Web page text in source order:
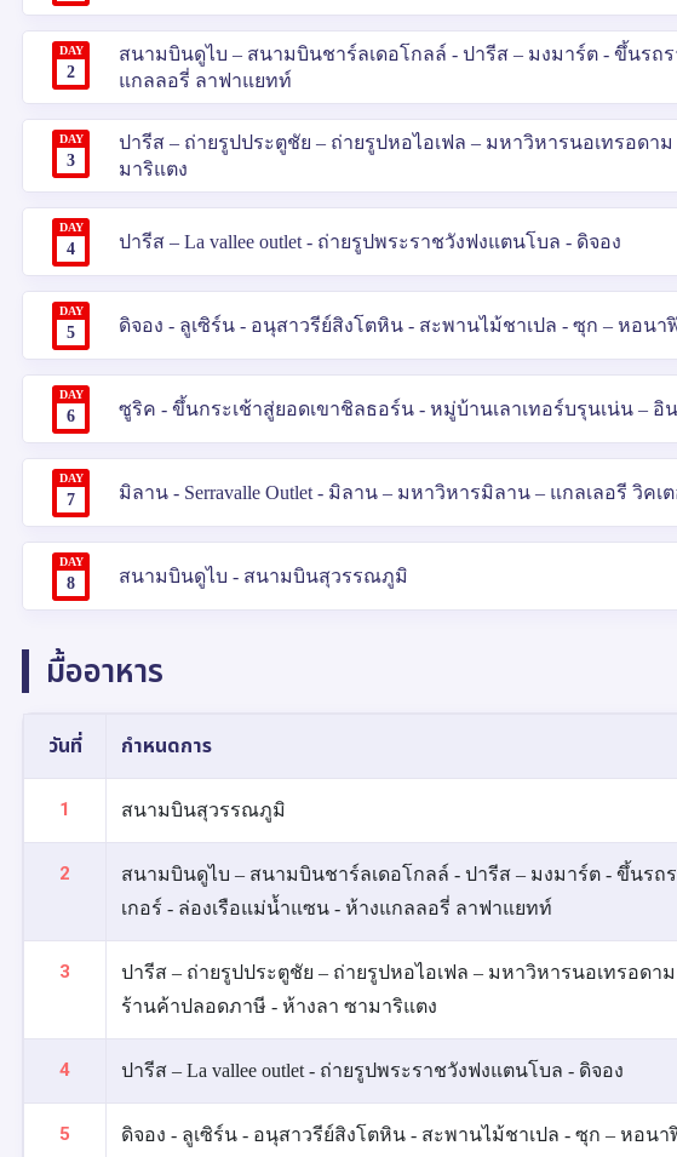
DAY
2
สนามบินดูไบ – สนามบินชาร์ลเดอโกลล์ - ปารีส – มงมาร์ต - ขึ้นรถ
แกลลอรี่ ลาฟาแยทท์
DAY
3
ปารีส – ถ่ายรูปประตูชัย – ถ่ายรูปหอไอเฟล – มหาวิหารนอเทรอ
มาริแตง
DAY
4 ปารีส – La vallee outlet - ถ่ายรูปพระราชวังฟงแตนโบล - ดิจอง
DAY
5 ดิจอง - ลูเซิร์น - อนุสาวรีย์สิงโตหิน - สะพานไม้ชาเปล - ซุก – หอนา
DAY
6 ซูริค - ขึ้นกระเช้าสู่ยอดเขาชิลธอร์น - หมู่บ้านเลาเทอร์บรุนเน่น – อิ
DAY
7 มิลาน - Serravalle Outlet - มิลาน – มหาวิหารมิลาน – แกลเลอรี วิค
DAY
8 สนามบินดูไบ - สนามบินสุวรรณภูมิ
มื้ออาหาร
วันที่ กำหนดการ
1 สนามบินสุวรรณภูมิ
2
สนามบินดูไบ – สนามบินชาร์ลเดอโกลล์ - ปารีส – มงมาร์ต - ขึ้นรถร
เกอร์ - ล่องเรือแม่น้ำแซน - ห้างแกลลอรี่ ลาฟาแยทท์
3
ปารีส – ถ่ายรูปประตูชัย – ถ่ายรูปหอไอเฟล – มหาวิหารนอเทรอด
ร้านค้าปลอดภาษี - ห้างลา ซามาริแตง
4 ปารีส – La vallee outlet - ถ่ายรูปพระราชวังฟงแตนโบล - ดิจอง
5 ดิจอง - ลูเซิร์น - อนุสาวรีย์สิงโตหิน - สะพานไม้ชาเปล - ซุก – หอน